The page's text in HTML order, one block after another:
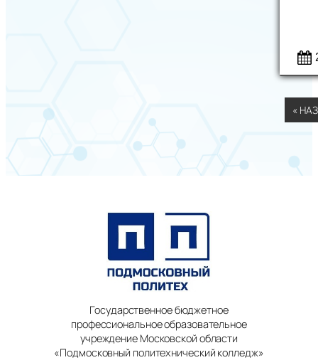
«
Государственное бюджетное
профессиональное образовательное
учреждение Московской области
«Подмосковный политехнический колледж»